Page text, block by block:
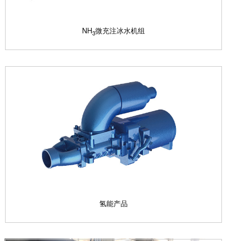
NH3微充注冰水机组
微充注冰水机组
应用自然氨工质，环保高效，微充注，安全可靠； 采
用永磁变频高...
查看产品 
氢能产品